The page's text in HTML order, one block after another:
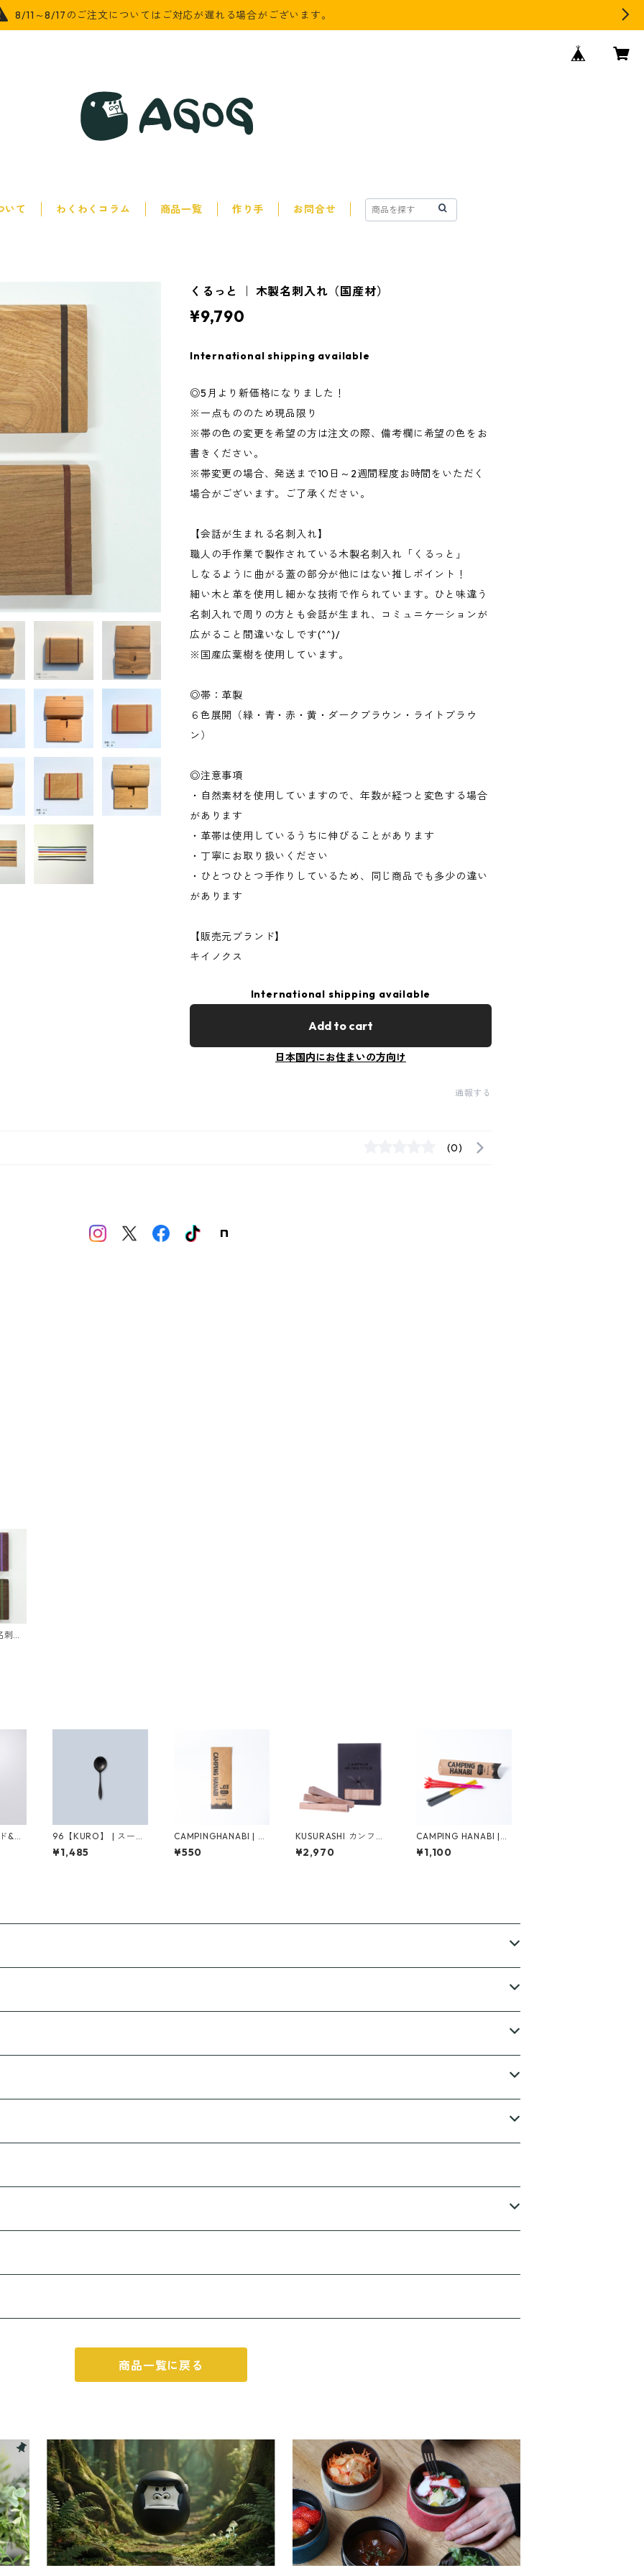
8/11～8/17のご注文についてはご対応が遅れる場合がございます。
いて わくわくコラム 商品一覧 作り手 お問合せ
くるっと ｜ 木製名刺入れ（国産材）
¥9,790
International shipping available
◎5月より新価格になりました！
※一点もののため現品限り
※帯の色の変更を希望の方は注文の際、備考欄に希望の色をお
書きください。
※帯変更の場合、発送まで10日～2週間程度お時間をいただく
場合がございます。ご了承ください。
【会話が生まれる名刺入れ】
職人の手作業で製作されている木製名刺入れ「くるっと」
しなるように曲がる蓋の部分が他にはない推しポイント！
細い木と革を使用し細かな技術で作られています。ひと味違う
名刺入れで周りの方とも会話が生まれ、コミュニケーションが
広がること間違いなしです(^^)/
※国産広葉樹を使用しています。
◎帯：革製
６色展開（緑・青・赤・黄・ダークブラウン・ライトブラウ
ン）
◎注意事項
・自然素材を使用していますので、年数が経つと変色する場合
があります
・革帯は使用しているうちに伸びることがあります
・丁寧にお取り扱いください
・ひとつひとつ手作りしているため、同じ商品でも多少の違い
があります
【販売元ブランド】
キイノクス
International shipping available
Add to cart
日本国内にお住まいの方向け
通報する
(0)
入
&マ
96【KURO】 | スープ
スプーン（つやつや/
ざらざら）
¥1,485
CAMPINGHANABI | 線
香花火
¥550
KUSURASHI カンフル
アロマ スティックL
¥2,970
CAMPING HANABI |
手持ち花火セット
¥1,100
商品一覧に戻る